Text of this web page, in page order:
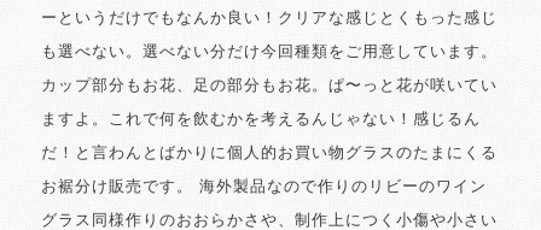
ーというだけでもなんか良い！クリアな感じとくもった感じ
も選べない。選べない分だけ今回種類をご用意しています。
カップ部分もお花、足の部分もお花。ぱ〜っと花が咲いてい
ますよ。これで何を飲むかを考えるんじゃない！感じるん
だ！と言わんとばかりに個人的お買い物グラスのたまにくる
お裾分け販売です。 海外製品なので作りのリビーのワイン
グラス同様作りのおおらかさや、制作上につく小傷や小さい